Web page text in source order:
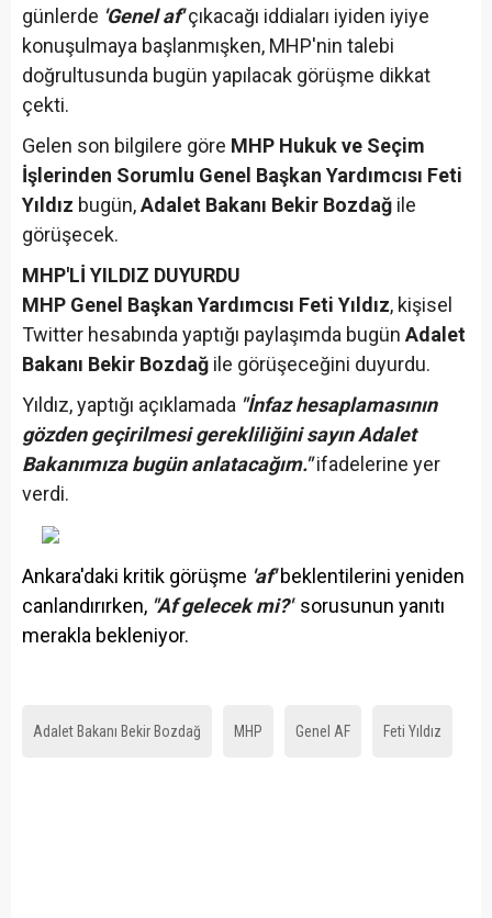
günlerde 'Genel af'çıkacağı iddiaları iyiden iyiye
konuşulmaya başlanmışken, MHP'nin talebi
doğrultusunda bugün yapılacak görüşme dikkat
çekti.
Gelen son bilgilere göre MHP Hukuk ve Seçim
İşlerinden Sorumlu Genel Başkan Yardımcısı Feti
Yıldız bugün,Adalet Bakanı Bekir Bozdağ ile
görüşecek.
MHP'Lİ YILDIZ DUYURDU
MHP Genel Başkan Yardımcısı Feti Yıldız, kişisel
Twitter hesabında yaptığı paylaşımda bugün Adalet
Bakanı Bekir Bozdağ ile görüşeceğini duyurdu.
Yıldız, yaptığı açıklamada "İnfaz hesaplamasının
gözden geçirilmesi gerekliliğini sayın Adalet
Bakanımıza bugün anlatacağım."ifadelerine yer
verdi.
Ankara'daki kritik görüşme 'af' beklentilerini yeniden
canlandırırken, "Af gelecek mi?" sorusunun yanıtı
merakla bekleniyor.
Adalet Bakanı Bekir Bozdağ MHP Genel AF Feti Yıldız